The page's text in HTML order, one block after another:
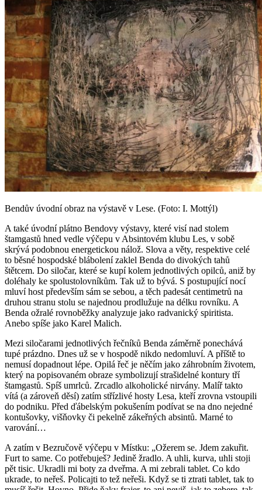
Bendův úvodní obraz na výstavě v Lese. (Foto: I. Mottýl)
A také úvodní plátno Bendovy výstavy, které visí nad stolem
štamgastů hned vedle výčepu v Absintovém klubu Les, v sobě
skrývá podobnou energetickou nálož. Slova a věty, respektive celé
to běsné hospodské blábolení zaklel Benda do divokých tahů
štětcem. Do siločar, které se kupí kolem jednotlivých opilců, aniž by
doléhaly ke spolustolovníkům. Tak už to bývá. S postupující nocí
mluví host především sám se sebou, a těch padesát centimetrů na
druhou stranu stolu se najednou prodlužuje na délku rovníku. A
Benda ožralé rovnoběžky analyzuje jako radvanický spiritista.
Anebo spíše jako Karel Malich.
Mezi siločarami jednotlivých řečníků Benda záměrně ponechává
tupé prázdno. Dnes už se v hospodě nikdo nedomluví. A příště to
nemusí dopadnout lépe. Opilá řeč je něčím jako záhrobním životem,
který na popisovaném obraze symbolizují strašidelné kontury tří
štamgastů. Spíš umrlců. Zrcadlo alkoholické nirvány. Malíř takto
vítá (a zároveň děsí) zatím střízlivé hosty Lesa, kteří zrovna vstoupili
do podniku. Před ďábelským pokušením podívat se na dno nejedné
kontušovky, višňovky či pekelně zákeřných absintů. Marné to
varování…
A zatím v Bezručově výčepu v Místku: „Ožerem se. Jdem zakuřit.
Furt to same. Co potřebuješ? Jedině žradlo. A uhli, kurva, uhli stoji
pět tisic. Ukradli mi boty za dveřma. A mi zebrali tablet. Co kdo
ukrade, to neřeš. Policajti to tež neřeši. Když se ti ztrati tablet, tak to